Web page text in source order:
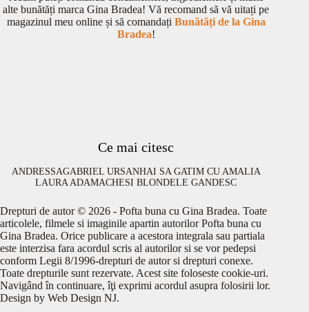
alte bunătăți marca Gina Bradea! Vă recomand să vă uitați pe
magazinul meu online și să comandați Bunătăți de la Gina
Bradea!
Ce mai citesc
ANDRESSAGABRIEL URSANHAI SA GATIM CU AMALIA
LAURA ADAMACHESI BLONDELE GANDESC
Drepturi de autor © 2026 - Pofta buna cu Gina Bradea. Toate
articolele, filmele si imaginile apartin autorilor Pofta buna cu
Gina Bradea. Orice publicare a acestora integrala sau partiala
este interzisa fara acordul scris al autorilor si se vor pedepsi
conform Legii 8/1996-drepturi de autor si drepturi conexe.
Toate drepturile sunt rezervate. Acest site foloseste cookie-uri.
Navigând în continuare, îţi exprimi acordul asupra folosirii lor.
Design by Web Design NJ.